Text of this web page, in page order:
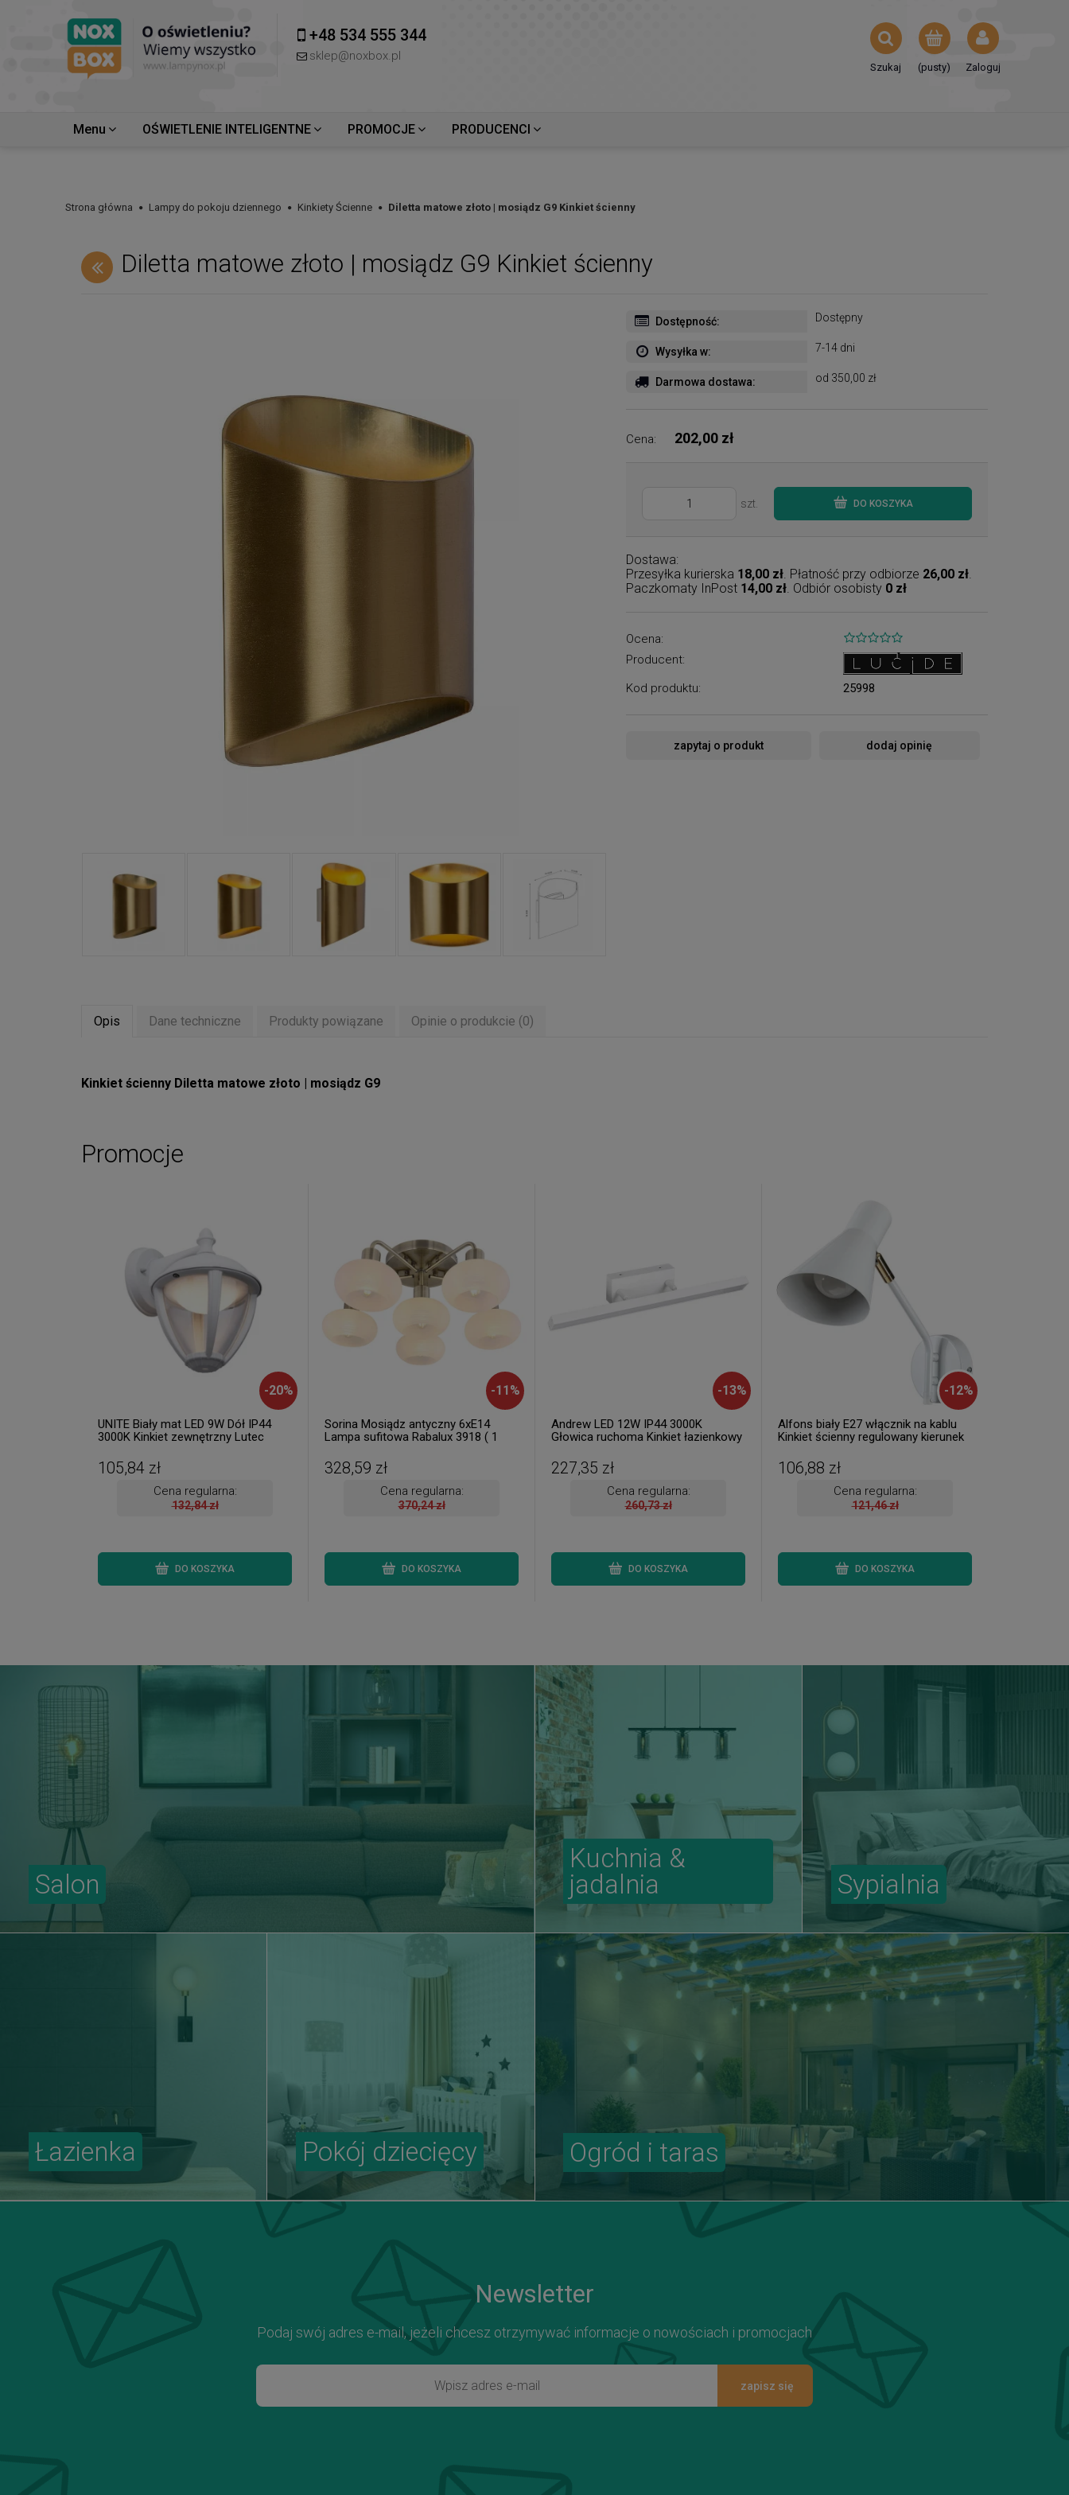
+48 534 555 344
sklep@noxbox.pl
(pusty) Zaloguj
Szukaj
Menu OŚWIETLENIE INTELIGENTNE PROMOCJE PRODUCENCI
Strona główna Lampy do pokoju dziennego Kinkiety Ścienne Diletta matowe złoto | mosiądz G9 Kinkiet ścienny
Diletta matowe złoto | mosiądz G9 Kinkiet ścienny
Dostępność: Dostępny
Wysyłka w: 7-14 dni
Darmowa dostawa: od 350,00 zł
Cena: 202,00 zł
szt. DO KOSZYKA
Dostawa:
Przesyłka kurierska 18,00 zł. Płatność przy odbiorze 26,00 zł.
Paczkomaty InPost 14,00 zł. Odbiór osobisty 0 zł
Ocena:
Producent:
Kod produktu:
25998
zapytaj o produkt dodaj opinię
Opis Dane techniczne Produkty powiązane Opinie o produkcie (0)
Kinkiet ścienny Diletta matowe złoto | mosiądz G9
Promocje
-20%
UNITE Biały mat LED 9W Dół IP44
3000K Kinkiet zewnętrzny Lutec
105,84 zł
Cena regularna:
132,84 zł
DO KOSZYKA
-11 %
Sorina Mosiądz antyczny 6xE14
Lampa sufitowa Rabalux 3918 ( 1
328,59 zł
Cena regularna:
370,24 zł
DO KOSZYKA
-13%
Andrew LED 12W IP44 3000K
Głowica ruchoma Kinkiet łazienkowy
ręki. Wysyłka 24 h. )
227,35 zł
Cena regularna:
260,73 zł
DO KOSZYKA
-12%
Alfons biały E27 włącznik na kablu
Kinkiet ścienny regulowany kierunek
106,88 zł
Cena regularna:
121,46 zł
DO KOSZYKA
Salon
Kuchnia &
jadalnia
Sypialnia
Ogród i taras
Łazienka Pokój dziecięcy
Newsletter
Podaj swój adres e-mail, jeżeli chcesz otrzymywać informacje o nowościach i promocjach
zapisz się